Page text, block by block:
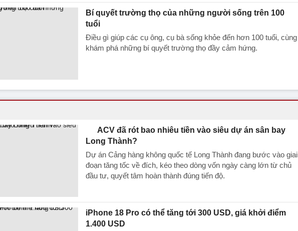
Bí quyết trường thọ của những người sống trên 100
tuổi
Điều gì giúp các cụ ông, cụ bà sống khỏe đến hơn 100 tuổi, cùng
khám phá những bí quyết trường thọ đầy cảm hứng.
ACV đã rót bao nhiêu tiền vào siêu dự án sân bay
Long Thành?
Dự án Cảng hàng không quốc tế Long Thành đang bước vào giai
đoạn tăng tốc về đích, kéo theo dòng vốn ngày càng lớn từ chủ
đầu tư, quyết tâm hoàn thành đúng tiến độ.
iPhone 18 Pro có thể tăng tới 300 USD, giá khởi điểm
1.400 USD